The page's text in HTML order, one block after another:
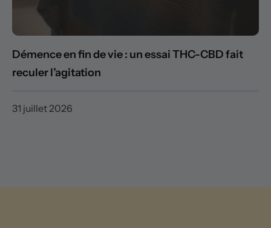
Démence en fin de vie : un essai THC-CBD fait
reculer l’agitation
31 juillet 2026